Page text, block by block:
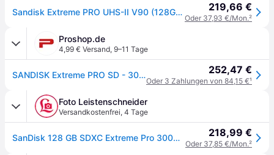
Sandisk Extreme PRO UHS-II V90 (128GB, SDXC, U3, UHS-II), Speicherkarte, Schwarz, Rot 219,66 €
Oder 37,93 €/Mon.²
Proshop.de
4,99 € Versand, 9–11 Tage
SANDISK Extreme PRO SD - 300MB/s - 128GB 252,47 €
Oder 3 Zahlungen von 84,15 €¹
Foto Leistenschneider
Versandkostenfrei, 4 Tage
SanDisk 128 GB SDXC Extreme Pro 300MB/s (Schreiben/Lesen) V90 UHS-II 218,99 €
Oder 37,85 €/Mon.²